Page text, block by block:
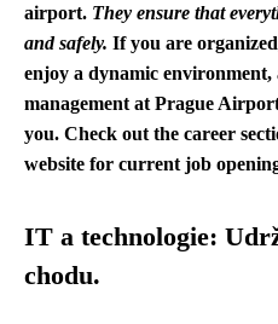
airport. They ensure that
and safely. If you are
enjoy a dynamic
management at Prague
you. Check out the career
website for current job
IT a technologie:
chodu.